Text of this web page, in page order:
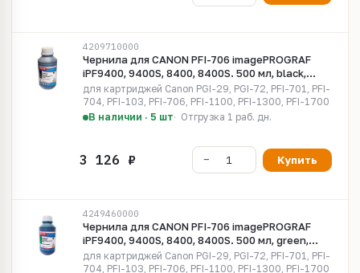
4209710000
Чернила для CANON PFI-706 imagePROGRAF
iPF9400, 9400S, 8400, 8400S. 500 мл, black,
Pigment MyInk CI-B412
для картриджей Canon PGI-29, PGI-72, PFI-701, PFI-
704, PFI-103, PFI-706, PFI-1100, PFI-1300, PFI-1700
В наличии · 5 шт
Отгрузка 1 раб. дн.
Купить
4249460000
Чернила для CANON PFI-706 imagePROGRAF
iPF9400, 9400S, 8400, 8400S. 500 мл, green,
Pigment MyInk CI-G412
для картриджей Canon PGI-29, PGI-72, PFI-701, PFI-
704, PFI-103, PFI-706, PFI-1100, PFI-1300, PFI-1700